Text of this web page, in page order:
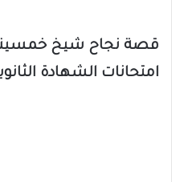
قصة نجاح شيخ
امتحانات الشهادة